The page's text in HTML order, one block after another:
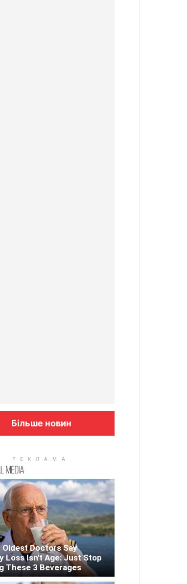
Більше новин
Oldest Doctors Say
Loss Isn't Age: Just Stop
These 3 Beverages